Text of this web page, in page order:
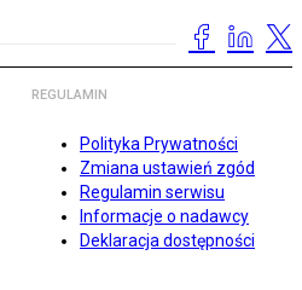
REGULAMIN
Polityka Prywatności
Zmiana ustawień zgód
Regulamin serwisu
Informacje o nadawcy
Deklaracja dostępności